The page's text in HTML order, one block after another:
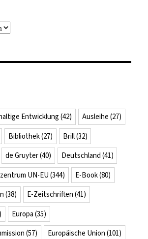
Entwicklung (42) Ausleihe (27)
Bibliothek(27) Brill(32)
de Gruyter(40) Deutschland (41)
UN-EU (344) E-Book(80)
(38) E-Zeitschriften (41)
Europa (35)
(57) Europäische Union (101)